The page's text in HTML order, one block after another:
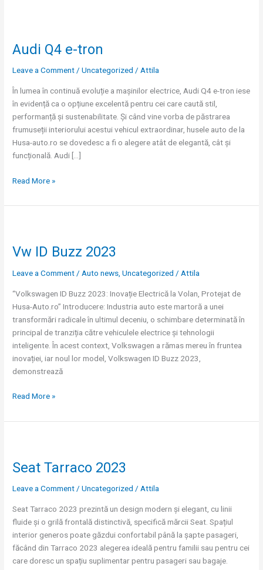
Audi Q4 e-tron
Leave a Comment/Uncategorized /Attila
În lumea în continuă evoluție a mașinilor electrice, Audi Q4 e-tron iese
în evidență ca o opțiune excelentă pentru cei care caută stil,
performanță și sustenabilitate. Și când vine vorba de păstrarea
frumuseții interiorului acestui vehicul extraordinar, husele auto de la
Husa-auto.ro se dovedesc a fi o alegere atât de elegantă, cât și
funcțională. Audi […]
e-
Read More »
Vw ID Buzz 2023
Leave a Comment / Auto news ,Uncategorized / Attila
“Volkswagen ID Buzz 2023: Inovație Electrică la Volan, Protejat de
Husa-Auto.ro” Introducere: Industria auto este martoră a unei
transformări radicale în ultimul deceniu, o schimbare determinată în
principal de tranziția către vehiculele electrice și tehnologii
inteligente. În acest context, Volkswagen a rămas mereu în fruntea
inovației, iar noul lor model, Volkswagen ID Buzz 2023,
demonstrează
Buzz
Read More »
Seat Tarraco 2023
Leave a Comment/Uncategorized /Attila
Seat Tarraco 2023 prezintă un design modern și elegant, cu linii
fluide și o grilă frontală distinctivă, specifică mărcii Seat. Spațiul
interior generos poate găzdui confortabil până la șapte pasageri,
făcând din Tarraco 2023 alegerea ideală pentru familii sau pentru cei
care doresc un spațiu suplimentar pentru pasageri sau bagaje.
2023